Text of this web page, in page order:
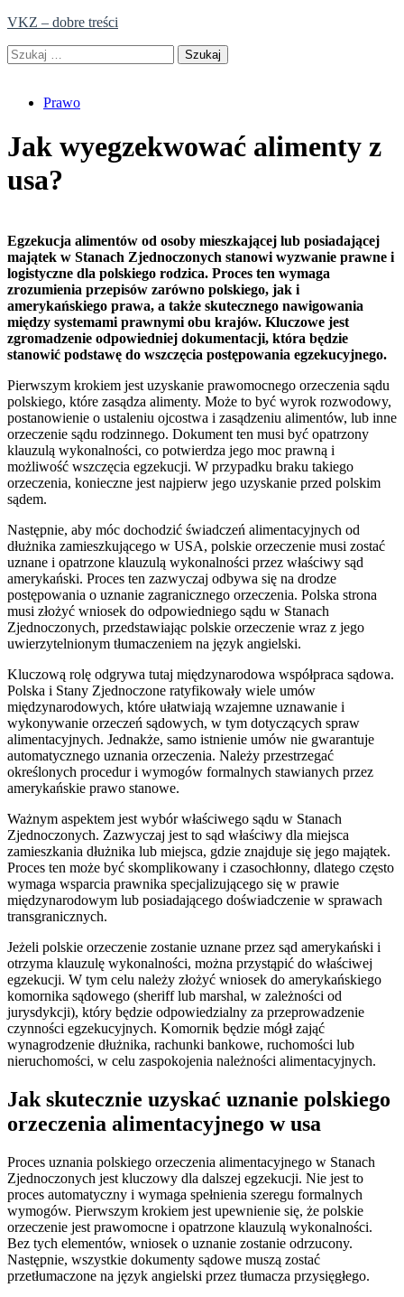
Skip
content
VKZ – dobre treści
Szukaj:
Prawo
Jak wyegzekwować alimenty z
usa?
Egzekucja alimentów od osoby mieszkającej lub posiadającej
majątek w Stanach Zjednoczonych stanowi wyzwanie prawne i
logistyczne dla polskiego rodzica. Proces ten wymaga
zrozumienia przepisów zarówno polskiego, jak i
amerykańskiego prawa, a także skutecznego nawigowania
między systemami prawnymi obu krajów. Kluczowe jest
zgromadzenie odpowiedniej dokumentacji, która będzie
stanowić podstawę do wszczęcia postępowania egzekucyjnego.
Pierwszym krokiem jest uzyskanie prawomocnego orzeczenia sądu
polskiego, które zasądza alimenty. Może to być wyrok rozwodowy,
postanowienie o ustaleniu ojcostwa i zasądzeniu alimentów, lub inne
orzeczenie sądu rodzinnego. Dokument ten musi być opatrzony
klauzulą wykonalności, co potwierdza jego moc prawną i
możliwość wszczęcia egzekucji. W przypadku braku takiego
orzeczenia, konieczne jest najpierw jego uzyskanie przed polskim
sądem.
Następnie, aby móc dochodzić świadczeń alimentacyjnych od
dłużnika zamieszkującego w USA, polskie orzeczenie musi zostać
uznane i opatrzone klauzulą wykonalności przez właściwy sąd
amerykański. Proces ten zazwyczaj odbywa się na drodze
postępowania o uznanie zagranicznego orzeczenia. Polska strona
musi złożyć wniosek do odpowiedniego sądu w Stanach
Zjednoczonych, przedstawiając polskie orzeczenie wraz z jego
uwierzytelnionym tłumaczeniem na język angielski.
Kluczową rolę odgrywa tutaj międzynarodowa współpraca sądowa.
Polska i Stany Zjednoczone ratyfikowały wiele umów
międzynarodowych, które ułatwiają wzajemne uznawanie i
wykonywanie orzeczeń sądowych, w tym dotyczących spraw
alimentacyjnych. Jednakże, samo istnienie umów nie gwarantuje
automatycznego uznania orzeczenia. Należy przestrzegać
określonych procedur i wymogów formalnych stawianych przez
amerykańskie prawo stanowe.
Ważnym aspektem jest wybór właściwego sądu w Stanach
Zjednoczonych. Zazwyczaj jest to sąd właściwy dla miejsca
zamieszkania dłużnika lub miejsca, gdzie znajduje się jego majątek.
Proces ten może być skomplikowany i czasochłonny, dlatego często
wymaga wsparcia prawnika specjalizującego się w prawie
międzynarodowym lub posiadającego doświadczenie w sprawach
transgranicznych.
Jeżeli polskie orzeczenie zostanie uznane przez sąd amerykański i
otrzyma klauzulę wykonalności, można przystąpić do właściwej
egzekucji. W tym celu należy złożyć wniosek do amerykańskiego
komornika sądowego (sheriff lub marshal, w zależności od
jurysdykcji), który będzie odpowiedzialny za przeprowadzenie
czynności egzekucyjnych. Komornik będzie mógł zająć
wynagrodzenie dłużnika, rachunki bankowe, ruchomości lub
nieruchomości, w celu zaspokojenia należności alimentacyjnych.
Jak skutecznie uzyskać uznanie polskiego
orzeczenia alimentacyjnego w usa
Proces uznania polskiego orzeczenia alimentacyjnego w Stanach
Zjednoczonych jest kluczowy dla dalszej egzekucji. Nie jest to
proces automatyczny i wymaga spełnienia szeregu formalnych
wymogów. Pierwszym krokiem jest upewnienie się, że polskie
orzeczenie jest prawomocne i opatrzone klauzulą wykonalności.
Bez tych elementów, wniosek o uznanie zostanie odrzucony.
Następnie, wszystkie dokumenty sądowe muszą zostać
przetłumaczone na język angielski przez tłumacza przysięgłego.